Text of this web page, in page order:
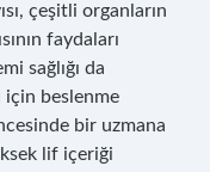
çeşitli organların
faydaları
sağlığı da
için beslenme
bir uzmana
lif içeriği